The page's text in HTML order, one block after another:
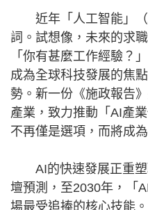
近年「人工智能」（
詞。試想像，未來的求
「你有甚麼工作經驗？
成為全球科技發展的焦
勢。新一份《施政報告
產業，致力推動「AI產
不再僅是選項，而將成
AI的快速發展正重塑
壇預測，至2030年，「
場最受追捧的核心技能